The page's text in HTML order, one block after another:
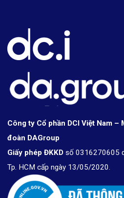
Công ty Cổ phần DCI Việt Nam –
đoàn DAGroup
Giấy phép ĐKKD số 0316270605
Tp. HCM cấp ngày 13/05/2020.